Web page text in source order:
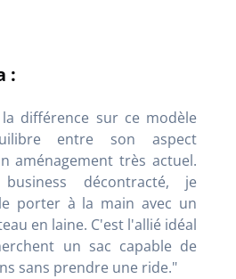
:
différence sur ce modèle
entre son aspect
aménagement très actuel.
décontracté, je
porter à la main avec un
en laine. C'est l'allié idéal
un sac capable de
sans prendre une ride."